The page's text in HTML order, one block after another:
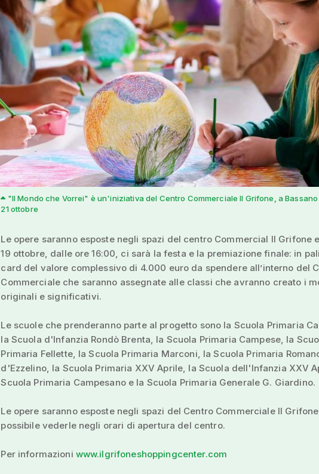
"Il Mondo che Vorrei" è un'iniziativa del Centro Commerciale Il Grifone, a Bassano
21 ottobre
Le opere saranno esposte negli spazi del centro Commercial Il Grifone
19 ottobre, dalle ore 16:00, ci sarà la festa e la premiazione finale: in
card del valore complessivo di 4.000 euro da spendere all’interno del
Commerciale che saranno assegnate alle classi che avranno creato i
originali e significativi.
Le scuole che prenderanno parte al progetto sono la Scuola Primaria
la Scuola d'Infanzia Rondò Brenta, la Scuola Primaria Campese, la
Primaria Fellette, la Scuola Primaria Marconi, la Scuola Primaria
d'Ezzelino, la Scuola Primaria XXV Aprile, la Scuola dell'Infanzia XXV
Scuola Primaria Campesano e la Scuola Primaria Generale G. Giardino.
Le opere saranno esposte negli spazi del Centro Commerciale Il
possibile vederle negli orari di apertura del centro.
Per informazioni www.ilgrifoneshoppingcenter.com